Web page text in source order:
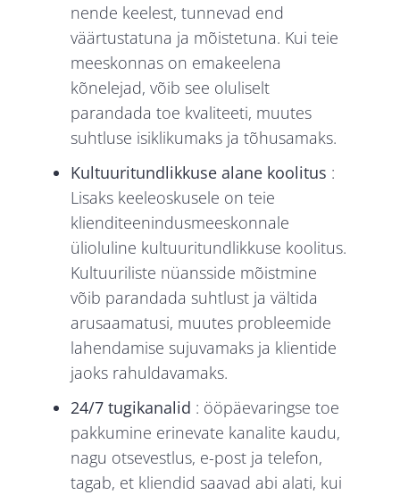
nende keelest, tunnevad end
väärtustatuna ja mõistetuna. Kui teie
meeskonnas on emakeelena
kõnelejad, võib see oluliselt
parandada toe kvaliteeti, muutes
suhtluse isiklikumaks ja tõhusamaks.
Kultuuritundlikkuse alane koolitus :
Lisaks keeleoskusele on teie
klienditeenindusmeeskonnale
ülioluline kultuuritundlikkuse koolitus.
Kultuuriliste nüansside mõistmine
võib parandada suhtlust ja vältida
arusaamatusi, muutes probleemide
lahendamise sujuvamaks ja klientide
jaoks rahuldavamaks.
24/7 tugikanalid : ööpäevaringse toe
pakkumine erinevate kanalite kaudu,
nagu otsevestlus, e-post ja telefon,
tagab, et kliendid saavad abi alati, kui